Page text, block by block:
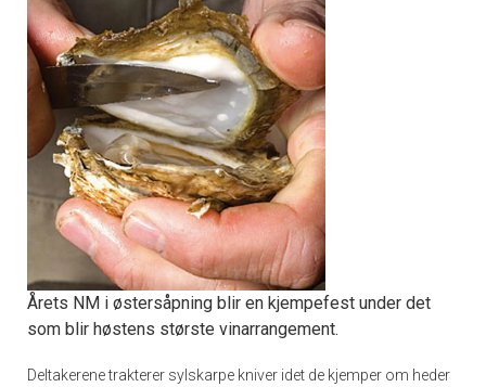
Årets NM i østersåpning blir en kjempefest under det
som blir høstens største vinarrangement.
Deltakerene trakterer sylskarpe kniver idet de kjemper om heder